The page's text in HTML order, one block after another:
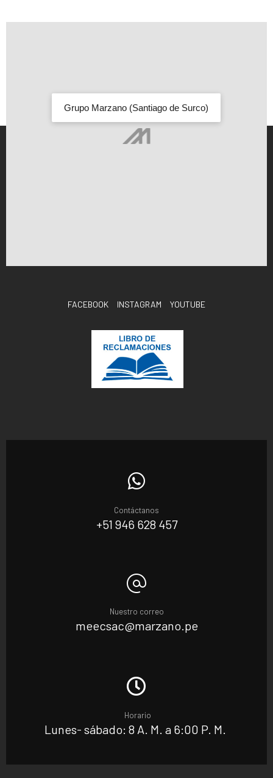
Grupo Marzano (Santiago de Surco)
FACEBOOK INSTAGRAM YOUTUBE
Contáctanos
+51 946 628 457
Nuestro correo
meecsac@marzano.pe
Horario
Lunes- sábado: 8 A. M. a 6:00 P. M.